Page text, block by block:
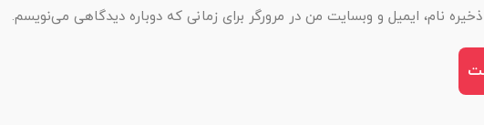
ذخیره نام، ایمیل و وبسایت من در مرورگر برای زمانی که دوباره دیدگاهی می‌نویسم.